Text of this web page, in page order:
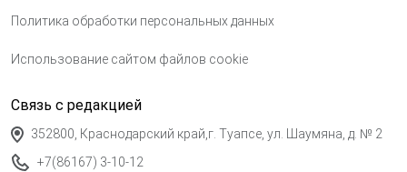
Политика обработки персональных данных
Использование сайтом файлов cookie
Связь с редакцией
352800, Краснодарский край,г. Туапсе, ул. Шаумяна, д. № 2
+7(86167) 3-10-12